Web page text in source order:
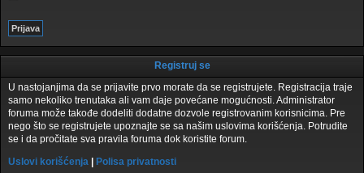
Registruj se
U nastojanjima da se prijavite prvo morate da se registrujete. Registracija traje
samo nekoliko trenutaka ali vam daje povećane mogućnosti. Administrator
foruma može takođe dodeliti dodatne dozvole registrovanim korisnicima. Pre
nego što se registrujete upoznajte se sa našim uslovima korišćenja. Potrudite
se i da pročitate sva pravila foruma dok koristite forum.
Uslovi korišćenja
Polisa privatnosti